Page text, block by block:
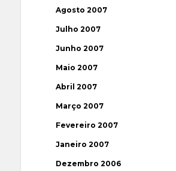
Agosto 2007
Julho 2007
Junho 2007
Maio 2007
Abril 2007
Março 2007
Fevereiro 2007
Janeiro 2007
Dezembro 2006